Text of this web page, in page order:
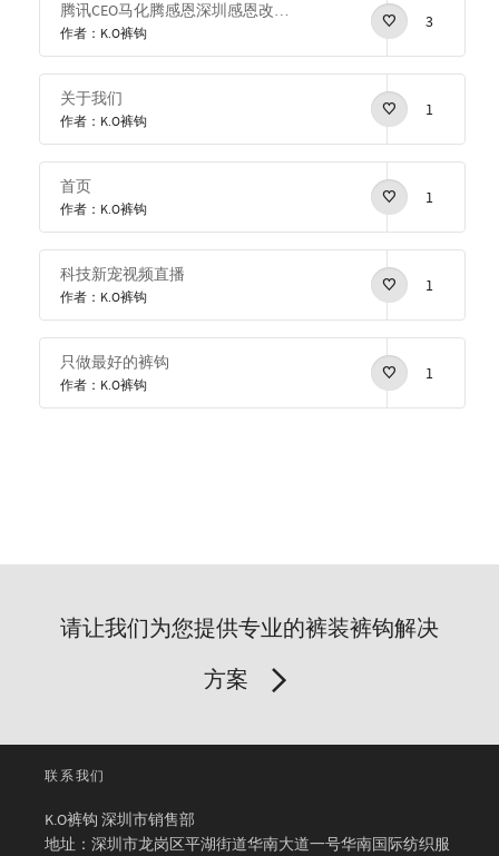
腾讯CEO马化腾感恩深圳感恩改革开放
作者：K.O裤钩
3
关于我们
作者：K.O裤钩
1
首页
作者：K.O裤钩
1
科技新宠视频直播
作者：K.O裤钩
1
只做最好的裤钩
作者：K.O裤钩
1
请让我们为您提供专业的裤装裤钩解决
方案
联系我们
K.O裤钩 深圳市销售部
地址：深圳市龙岗区平湖街道华南大道一号华南国际纺织服